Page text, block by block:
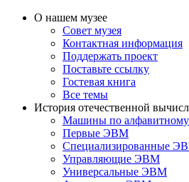
О нашем музее
Совет музея
Контактная информация
Поддержать проект
Поставьте ссылку
Гостевая книга
Все темы
История отечественной
Машины по алфавитному
Первые ЭВМ
Специализированные
Управляющие ЭВМ
Универсальные ЭВМ